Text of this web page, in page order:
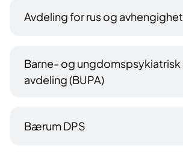
Avdeling for rus og avhengighet
Barne- og ungdomspsykiatrisk
avdeling (BUPA)
Bærum DPS